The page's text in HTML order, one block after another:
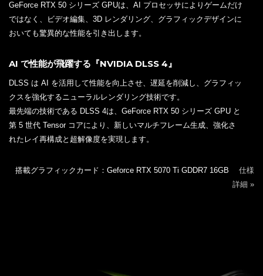
GeForce RTX 50 シリーズ GPUは、AI プロセッサによりゲームだけ
ではなく、ビデオ編集、3D レンダリング、グラフィックデザインに
おいても驚異的な性能を引き出します。
AI で性能が飛躍する『NVIDIA DLSS 4』
DLSS は AI を活用して性能を向上させ、遅延を削減し、グラフィッ
クスを強化するニューラルレンダリング技術です。
最先端の技術である DLSS 4は、GeForce RTX 50 シリーズ GPU と
第 5 世代 Tensor コアにより、新しいマルチフレーム生成、強化さ
れたレイ再構成と超解像度を実現します。
搭載グラフィックカード：Geforce RTX 5070 Ti GDDR7 16GB 仕様
詳細 »